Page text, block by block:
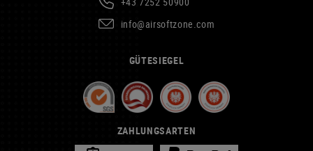
info@airsoftzone.com
GÜTESIEGEL
ZAHLUNGSARTEN